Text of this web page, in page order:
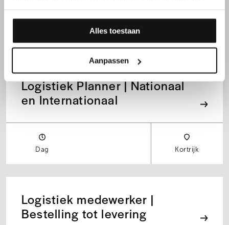
Alles toestaan
Aanpassen
Logistiek Planner | Nationaal
en Internationaal
Dag Kortrijk
Logistiek medewerker |
Bestelling tot levering